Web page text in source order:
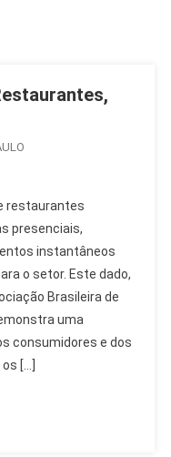
restaurantes
presenciais,
instantâneos
o setor. Este dado,
Brasileira de
uma
consumidores e dos
[…]